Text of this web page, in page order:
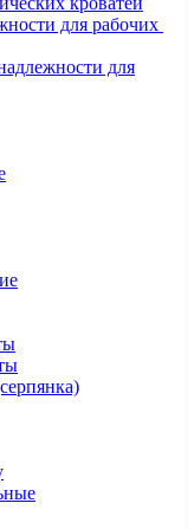
для рабочих
для